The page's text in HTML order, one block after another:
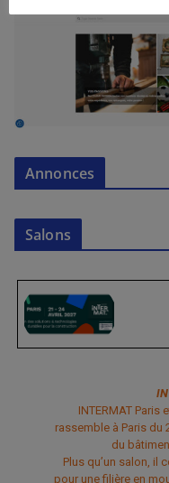
Annonces
Salons
INTERMAT Paris
rassemble à Paris du
du
Plus qu’un salon, il
pour une filière en